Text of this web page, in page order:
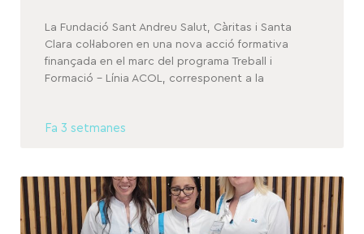
La Fundació Sant Andreu Salut, Càritas i Santa
Clara col·laboren en una nova acció formativa
finançada en el marc del programa Treball i
Formació – Línia ACOL, corresponent a la
Fa 3 setmanes